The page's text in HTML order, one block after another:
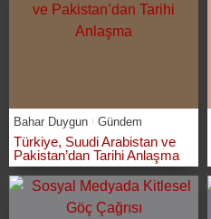
Bahar Duygun Gündem
Türkiye, Suudi Arabistan ve
Pakistan’dan Tarihi Anlaşma